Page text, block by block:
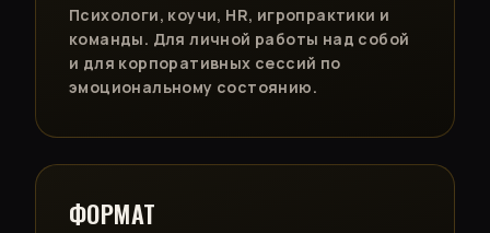
Психологи, коучи, HR, игропрактики и
команды. Для личной работы над собой
и для корпоративных сессий по
эмоциональному состоянию.
ФОРМАТ